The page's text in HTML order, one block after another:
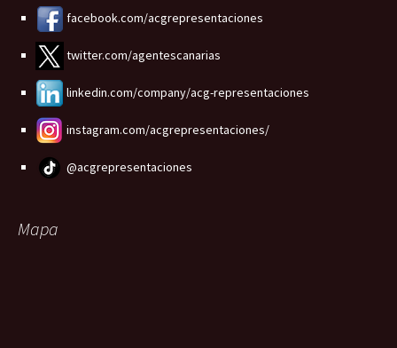
facebook.com/acgrepresentaciones
twitter.com/agentescanarias
linkedin.com/company/acg-representaciones
instagram.com/acgrepresentaciones/
@acgrepresentaciones
Mapa